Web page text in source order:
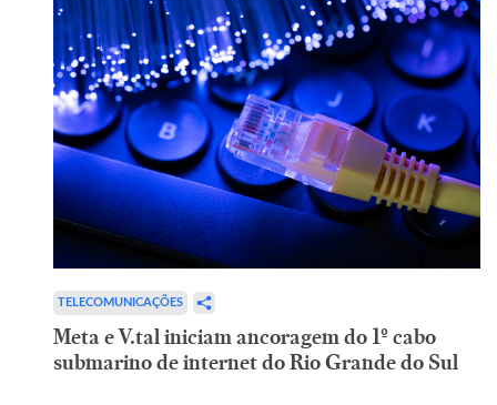
TELECOMUNICAÇÕES
Meta e V.tal iniciam ancoragem do 1º cabo
submarino de internet do Rio Grande do Sul